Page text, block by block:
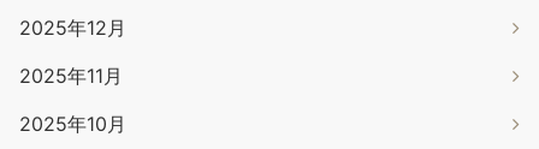
2025年12月
2025年11月
2025年10月